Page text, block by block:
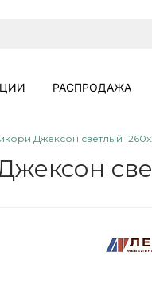
РАСПРОДАЖА
Джексон светлый